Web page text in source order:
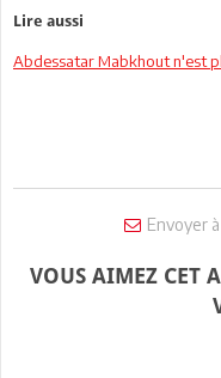
Lire aussi
Abdessatar Mabkhout n'est
Envoyer
VOUS AIMEZ CET